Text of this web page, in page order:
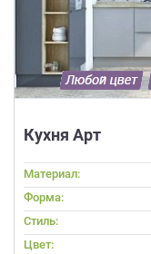
Кухня Арт
Материал:
Форма:
Стиль:
Цвет:
Политики
обработки
персональных
данных.